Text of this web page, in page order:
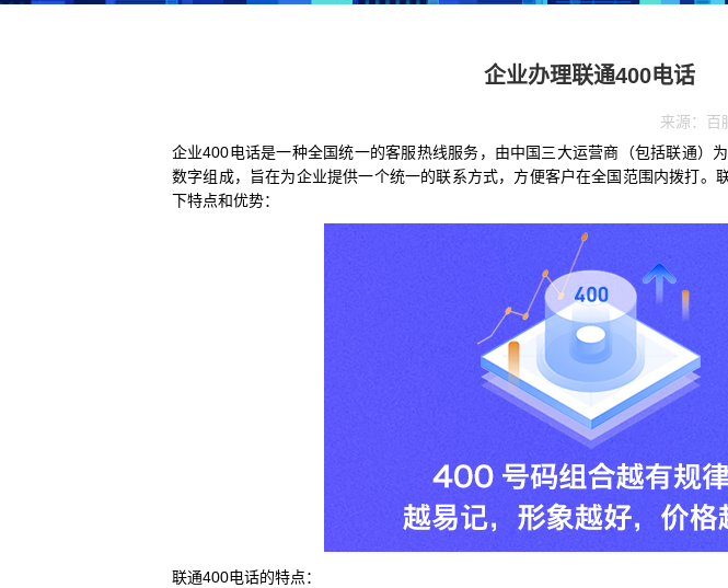
企业办理联通400电话
来源：百
企业400电话是一种全国统一的客服热线服务，由中国三大运营商（包括联通）
数字组成，旨在为企业提供一个统一的联系方式，方便客户在全国范围内拨打。
下特点和优势：
联通400电话的特点：